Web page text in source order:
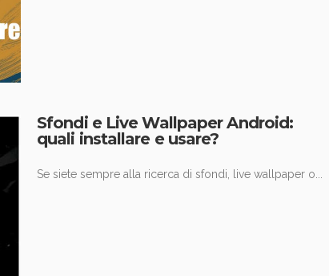
Sfondi e Live Wallpaper Android:
quali installare e usare?
Se siete sempre alla ricerca di sfondi, live wallpaper o...